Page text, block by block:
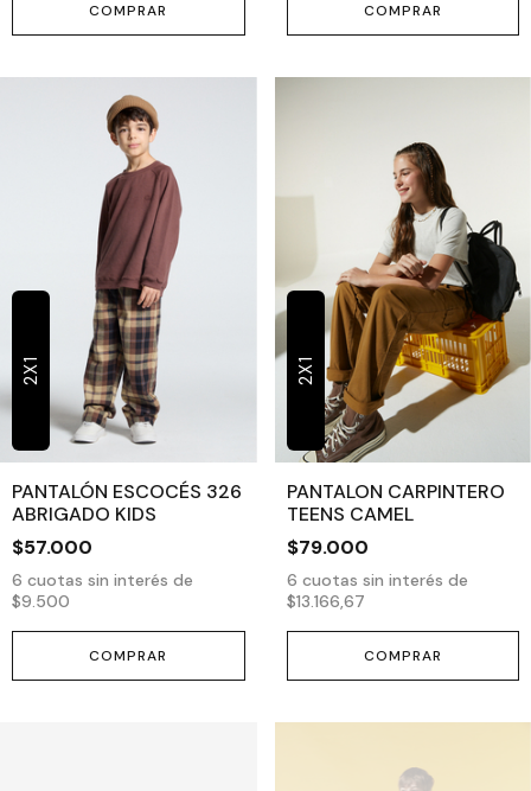
COMPRAR COMPRAR
2X1
PANTALÓN ESCOCÉS 326
ABRIGADO KIDS
$57.000
6 cuotas sin interés de
$9.500
COMPRAR
2X1
PANTALON CARPINTERO
TEENS CAMEL
$79.000
6 cuotas sin interés de
$13.166,67
COMPRAR